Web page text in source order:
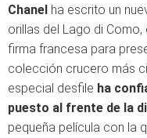
Chanel ha escrito un
orillas del Lago di
firma francesa para
colección crucero más
especial desfile ha
puesto al frente de la
pequeña película con la